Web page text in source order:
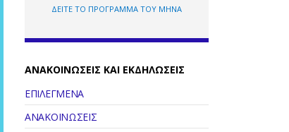
ΔΕΙΤΕ ΤΟ ΠΡΟΓΡΑΜΜΑ ΤΟΥ ΜΗΝΑ
ΑΝΑΚΟΙΝΩΣΕΙΣ ΚΑΙ ΕΚΔΗΛΩΣΕΙΣ
ΕΠΙΛΕΓΜΕΝΑ
ΑΝΑΚΟΙΝΩΣΕΙΣ